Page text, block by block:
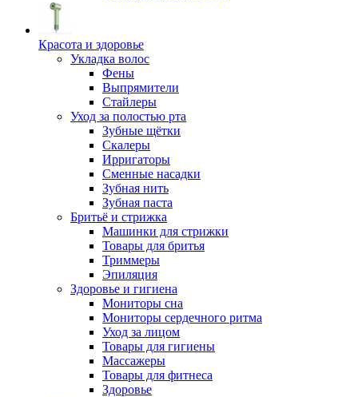
Красота и здоровье
Укладка волос
Фены
Выпрямители
Стайлеры
Уход за полостью рта
Зубные щётки
Скалеры
Ирригаторы
Сменные насадки
Зубная нить
Зубная паста
Бритьё и стрижка
Машинки для стрижки
Товары для бритья
Триммеры
Эпиляция
Здоровье и гигиена
Мониторы сна
Мониторы сердечного ритма
Уход за лицом
Товары для гигиены
Массажеры
Товары для фитнеса
Здоровье